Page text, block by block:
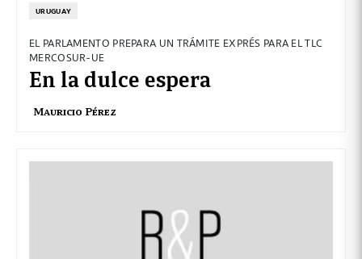
URUGUAY
EL PARLAMENTO PREPARA UN TRÁMITE EXPRÉS PARA EL TLC
MERCOSUR-UE
En la dulce espera
Mauricio Pérez